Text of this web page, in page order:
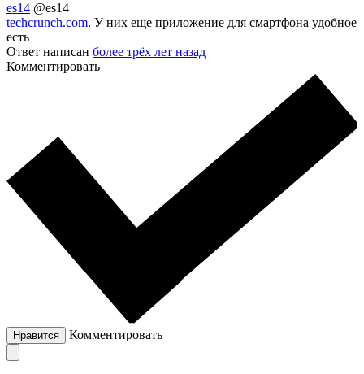
es14 @es14
techcrunch.com. У них еще приложение для смартфона удобное
есть
Ответ написан более трёх лет назад
Комментировать
Нравится Комментировать